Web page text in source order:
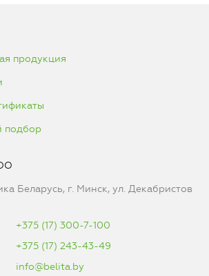
продукция
подбор
Беларусь, г. Минск, ул. Декабристов
+375 (17) 300-7-100
+375 (17) 243-43-49
info@belita.by